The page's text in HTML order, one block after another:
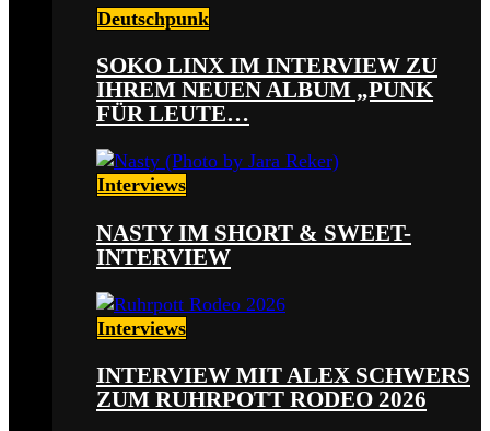
Deutschpunk
SOKO LINX IM INTERVIEW ZU
IHREM NEUEN ALBUM „PUNK
FÜR LEUTE…
Interviews
NASTY IM SHORT & SWEET-
INTERVIEW
Interviews
INTERVIEW MIT ALEX SCHWERS
ZUM RUHRPOTT RODEO 2026